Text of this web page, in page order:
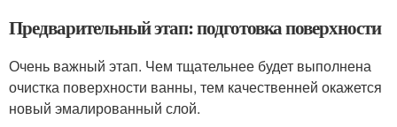
Предварительный этап: подготовка поверхности
Очень важный этап. Чем тщательнее будет выполнена
очистка поверхности ванны, тем качественней окажется
новый эмалированный слой.